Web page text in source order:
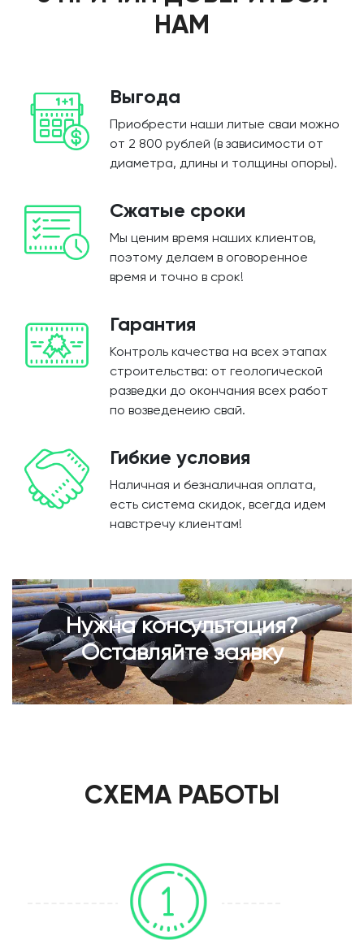
НАМ
Выгода
Приобрести наши литые сваи можно
от 2 800 рублей (в зависимости от
диаметра, длины и толщины опоры).
Сжатые сроки
Мы ценим время наших клиентов,
поэтому делаем в оговоренное
время и точно в срок!
Гарантия
Контроль качества на всех этапах
строительства: от геологической
разведки до окончания всех работ
по возведенеию свай.
Гибкие условия
Наличная и безналичная оплата,
есть система скидок, всегда идем
навстречу клиентам!
Нужна консультация?
Оставляйте заявку
СХЕМА РАБОТЫ